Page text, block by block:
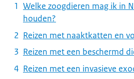
Welke zoogdieren mag ik in
houden?
Reizen met naaktkatten en
Reizen met een beschermd
Reizen met een invasieve